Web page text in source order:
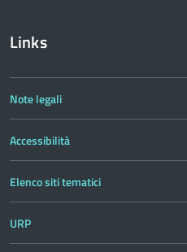
Links
Note legali
Accessibilità
Elenco siti tematici
URP